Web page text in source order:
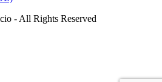
- All Rights Reserved